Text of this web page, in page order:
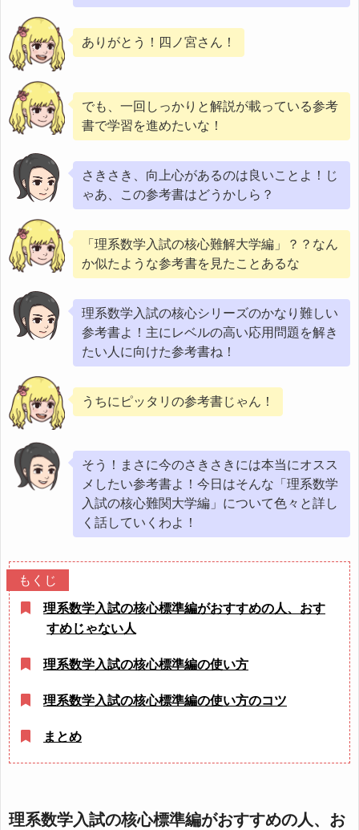
ありがとう！四ノ宮さん！
でも、一回しっかりと解説が載っている参考
書で学習を進めたいな！
さきさき、向上心があるのは良いことよ！じ
ゃあ、この参考書はどうかしら？
「理系数学入試の核心難解大学編」？？なん
か似たような参考書を見たことあるな
理系数学入試の核心シリーズのかなり難しい
参考書よ！主にレベルの高い応用問題を解き
たい人に向けた参考書ね！
うちにピッタリの参考書じゃん！
そう！まさに今のさきさきには本当にオスス
メしたい参考書よ！今日はそんな「理系数学
入試の核心難関大学編」について色々と詳し
く話していくわよ！
理系数学入試の核心標準編がおすすめの人、おす
すめじゃない人
理系数学入試の核心標準編の使い方
理系数学入試の核心標準編の使い方のコツ
まとめ
理系数学入試の核心標準編がおすすめの人、お